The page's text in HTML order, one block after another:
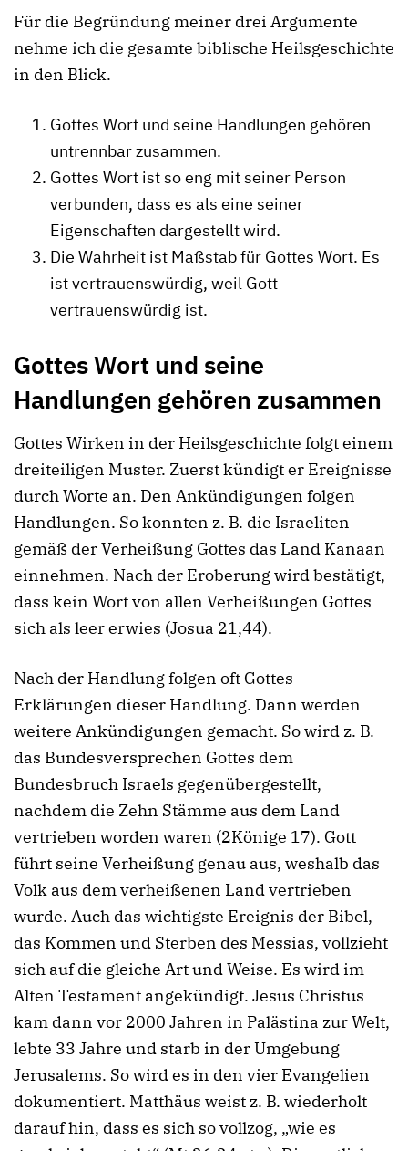
Für die Begründung meiner drei Argumente
nehme ich die gesamte biblische Heilsgeschichte
in den Blick.
Gottes Wort und seine Handlungen gehören
untrennbar zusammen.
Gottes Wort ist so eng mit seiner Person
verbunden, dass es als eine seiner
Eigenschaften dargestellt wird.
Die Wahrheit ist Maßstab für Gottes Wort. Es
ist vertrauenswürdig, weil Gott
vertrauenswürdig ist.
Gottes Wort und seine
Handlungen gehören zusammen
Gottes Wirken in der Heilsgeschichte folgt einem
dreiteiligen Muster. Zuerst kündigt er Ereignisse
durch Worte an. Den Ankündigungen folgen
Handlungen. So konnten z. B. die Israeliten
gemäß der Verheißung Gottes das Land Kanaan
einnehmen. Nach der Eroberung wird bestätigt,
dass kein Wort von allen Verheißungen Gottes
sich als leer erwies (Josua 21,44).
Nach der Handlung folgen oft Gottes
Erklärungen dieser Handlung. Dann werden
weitere Ankündigungen gemacht. So wird z. B.
das Bundesversprechen Gottes dem
Bundesbruch Israels gegenübergestellt,
nachdem die Zehn Stämme aus dem Land
vertrieben worden waren (2Könige 17). Gott
führt seine Verheißung genau aus, weshalb das
Volk aus dem verheißenen Land vertrieben
wurde. Auch das wichtigste Ereignis der Bibel,
das Kommen und Sterben des Messias, vollzieht
sich auf die gleiche Art und Weise. Es wird im
Alten Testament angekündigt. Jesus Christus
kam dann vor 2000 Jahren in Palästina zur Welt,
lebte 33 Jahre und starb in der Umgebung
Jerusalems. So wird es in den vier Evangelien
dokumentiert. Matthäus weist z. B. wiederholt
darauf hin, dass es sich so vollzog, „wie es